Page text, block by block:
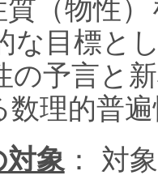
質（物性
な目標と
の予言と
数理的普
対象： 対